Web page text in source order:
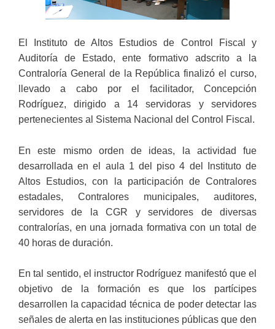
El Instituto de Altos Estudios de Control Fiscal y
Auditoría de Estado, ente formativo adscrito a la
Contraloría General de la República finalizó el curso,
llevado a cabo por el facilitador, Concepción
Rodríguez, dirigido a 14 servidoras y servidores
pertenecientes al Sistema Nacional del Control Fiscal.
En este mismo orden de ideas, la actividad fue
desarrollada en el aula 1 del piso 4 del Instituto de
Altos Estudios, con la participación de Contralores
estadales, Contralores municipales, auditores,
servidores de la CGR y servidores de diversas
contralorías, en una jornada formativa con un total de
40 horas de duración.
En tal sentido, el instructor Rodríguez manifestó que el
objetivo de la formación es que los partícipes
desarrollen la capacidad técnica de poder detectar las
señales de alerta en las instituciones públicas que den